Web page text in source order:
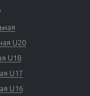
U20
U18
U17
U16